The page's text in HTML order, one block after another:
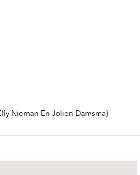
Nieman En Jolien Damsma)